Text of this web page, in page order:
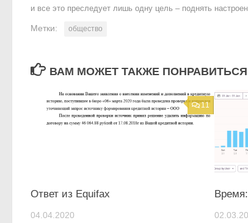
и все это преследует лишь одну цель – поднять
Метки: общество
ВАМ МОЖЕТ ТАКЖЕ
11
Ответ из Equifax
04.04.2020